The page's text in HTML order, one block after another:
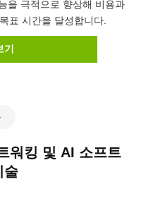
을 극적으로 향상해 비용과
표 시간을 달성합니다.
워킹 및 AI 소프트
술